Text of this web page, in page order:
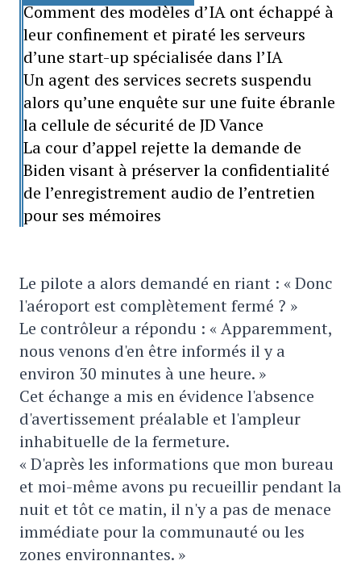
Comment des modèles d’IA ont échappé à
leur confinement et piraté les serveurs
d’une start-up spécialisée dans l’IA
Un agent des services secrets suspendu
alors qu’une enquête sur une fuite ébranle
la cellule de sécurité de JD Vance
La cour d’appel rejette la demande de
Biden visant à préserver la confidentialité
de l’enregistrement audio de l’entretien
pour ses mémoires
Le pilote a alors demandé en riant : « Donc
l'aéroport est complètement fermé ? »
Le contrôleur a répondu : « Apparemment,
nous venons d'en être informés il y a
environ 30 minutes à une heure. »
Cet échange a mis en évidence l'absence
d'avertissement préalable et l'ampleur
inhabituelle de la fermeture.
« D'après les informations que mon bureau
et moi-même avons pu recueillir pendant la
nuit et tôt ce matin, il n'y a pas de menace
immédiate pour la communauté ou les
zones environnantes. »